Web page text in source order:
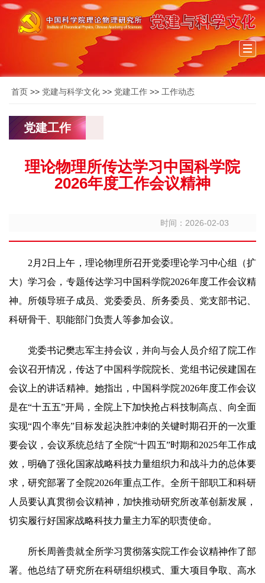
首页 >> 党建与科学文化 >> 党建工作 >> 工作动态
党建工作
理论物理所传达学习中国科学院
2026年度工作会议精神
时间：2026-02-03
2月2日上午，理论物理所召开党委理论学习中心组（扩
大）学习会，专题传达学习中国科学院2026年度工作会议精
神。所领导班子成员、党委委员、所务委员、党支部书记、
科研骨干、职能部门负责人等参加会议。
党委书记樊志军主持会议，并向与会人员介绍了院工作
会议召开情况，传达了中国科学院院长、党组书记侯建国在
会议上的讲话精神。她指出，中国科学院2026年度工作会议
是在“十五五”开局，全院上下加快抢占科技制高点、向全面
实现“四个率先”目标发起决胜冲刺的关键时期召开的一次重
要会议，会议系统总结了全院“十四五”时期和2025年工作成
效，明确了强化国家战略科技力量组织力和战斗力的总体要
求，研究部署了全院2026年重点工作。全所干部职工和科研
人员要认真贯彻会议精神，加快推动研究所改革创新发展，
切实履行好国家战略科技力量主力军的职责使命。
所长周善贵就全所学习贯彻落实院工作会议精神作了部
署。他总结了研究所在科研组织模式、重大项目争取、高水